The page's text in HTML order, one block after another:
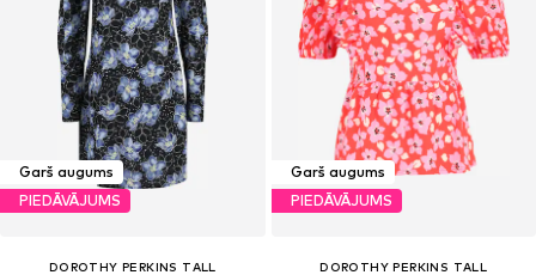
Garš augums
PIEDĀVĀJUMS
DOROTHY PERKINS TALL
Garš augums
PIEDĀVĀJUMS
DOROTHY PERKINS TALL